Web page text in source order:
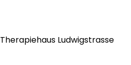
Ludwigstrasse